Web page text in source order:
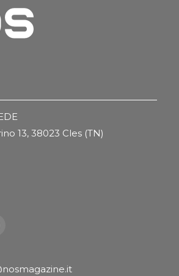
13, 38023 Cles (TN)